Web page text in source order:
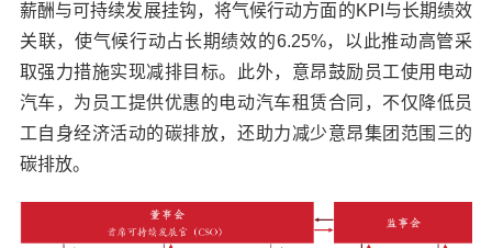
薪酬与可持续发展挂钩，将气候行动方面的KPI与长期绩效
关联，使气候行动占长期绩效的6.25%，以此推动高管采
取强力措施实现减排目标。此外，意昂鼓励员工使用电动
汽车，为员工提供优惠的电动汽车租赁合同，不仅降低员
工自身经济活动的碳排放，还助力减少意昂集团范围三的
碳排放。